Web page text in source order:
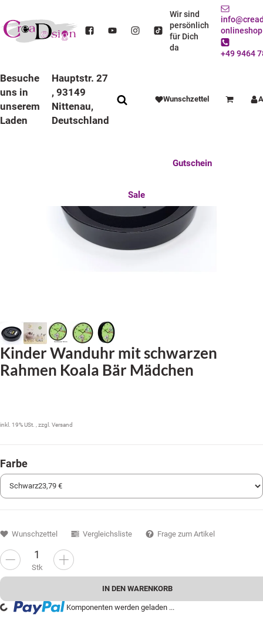
Wir sind
persönlich
für Dich
da
+49 9464
Besuche
uns in
unserem
Laden
Hauptstr. 27
, 93149
Nittenau,
Deutschland
Wunschzettel Warenkorb
Gutschein
Sale
KINDER WANDUHR MIT BUNTEN RAHMEN KOALA BÄR MÄDCHEN
Kinder Wanduhr mit schwarzen
Rahmen Koala Bär Mädchen
inkl. 19% USt. , zzgl. Versand
Farbe
Stk
IN DEN WARENKORB
Komponenten werden geladen ...
Wunschzettel Vergleichsliste Frage zum Artikel